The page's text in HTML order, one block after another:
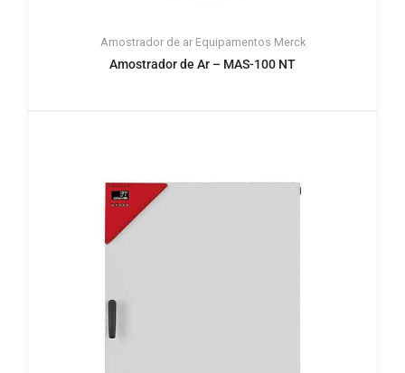
Amostrador de ar Equipamentos Merck
Amostrador de Ar – MAS-100 NT